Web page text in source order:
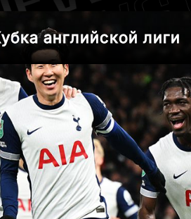
английской лиги